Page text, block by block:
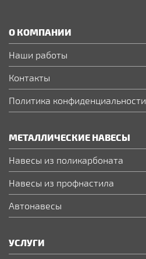
О КОМПАНИИ
Наши работы
Контакты
Политика конфиденциальности
МЕТАЛЛИЧЕСКИЕ НАВЕСЫ
Навесы из поликарбоната
Навесы из профнастила
Автонавесы
УСЛУГИ